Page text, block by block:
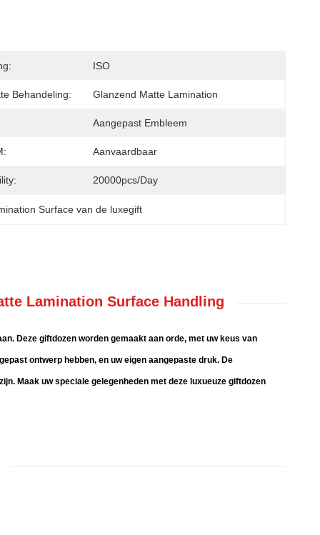
ISO
Behandeling: Glanzend Matte Lamination
Aangepast Embleem
Aanvaardbaar
20000pcs/Day
Surface van de luxegift
Lamination Surface Handling
Deze giftdozen worden gemaakt aan orde, met uw keus van
ontwerp hebben, en uw eigen aangepaste druk. De
Maak uw speciale gelegenheden met deze luxueuze giftdozen